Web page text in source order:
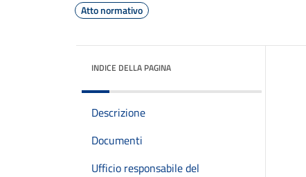
Atto normativo
INDICE DELLA PAGINA
Descrizione
Documenti
Ufficio responsabile del